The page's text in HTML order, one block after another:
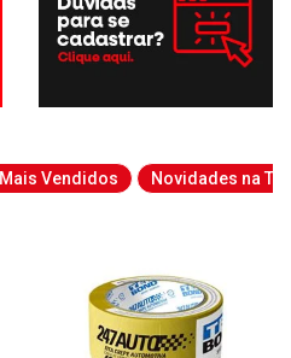
Mais Vendidos Novidades na